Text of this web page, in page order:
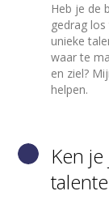
Heb je de
gedrag
unieke
waar te
en ziel?
helpen.
Ken